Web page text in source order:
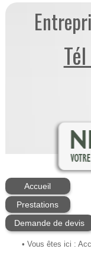
Accueil
Prestations
Demande de devis
• Vous êtes ici :